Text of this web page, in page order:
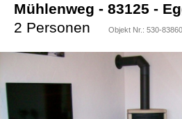
Mühlenweg - 83125 -
2 Personen
Objekt Nr.: 530-